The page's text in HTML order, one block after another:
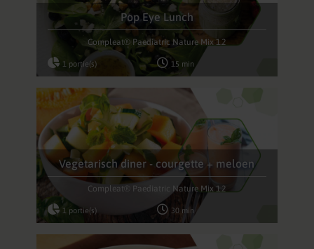
Pop Eye Lunch
Compleat® Paediatric Nature Mix 1.2
1 portie(s) 15 min
Vegetarisch diner - courgette + meloen
Compleat® Paediatric Nature Mix 1.2
1 portie(s) 30 min